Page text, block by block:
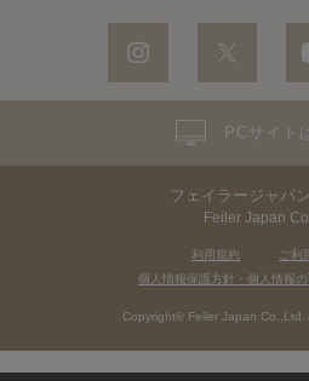
PCサイト
フェイラージャパ
Feiler Japan
利用規約
ご利
個人情報保護方針・個人情報
Copyright© Feiler Japan Co.,Ltd.